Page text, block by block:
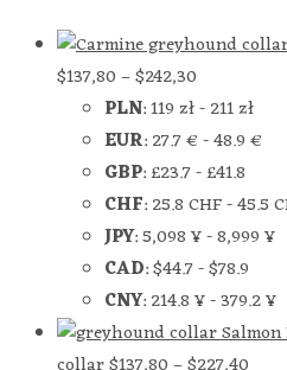
$137,80–$242,30
PLN:119 zł-211 zł
EUR:27.7 €-48.9 €
GBP:£23.7-£41.8
CHF:25.8 CHF-45.5
JPY:5,098 ¥-8,999 ¥
CAD:$44.7-$78.9
CNY:214.8 ¥-379.2 ¥